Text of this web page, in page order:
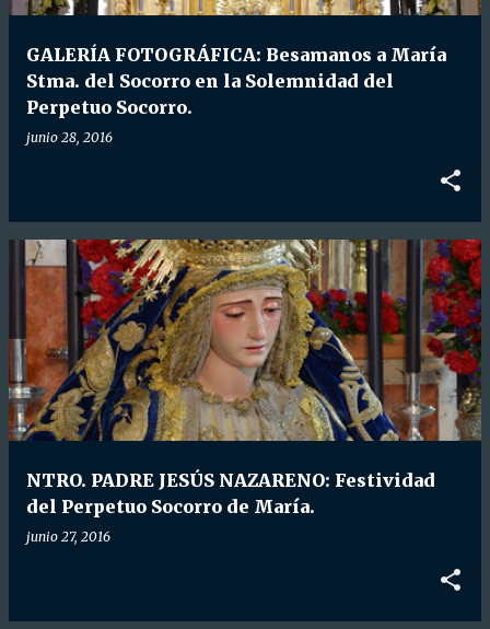
GALERÍA FOTOGRÁFICA: Besamanos a María
Stma. del Socorro en la Solemnidad del
Perpetuo Socorro.
junio 28, 2016
NTRO. PADRE JESÚS NAZARENO: Festividad
del Perpetuo Socorro de María.
junio 27, 2016